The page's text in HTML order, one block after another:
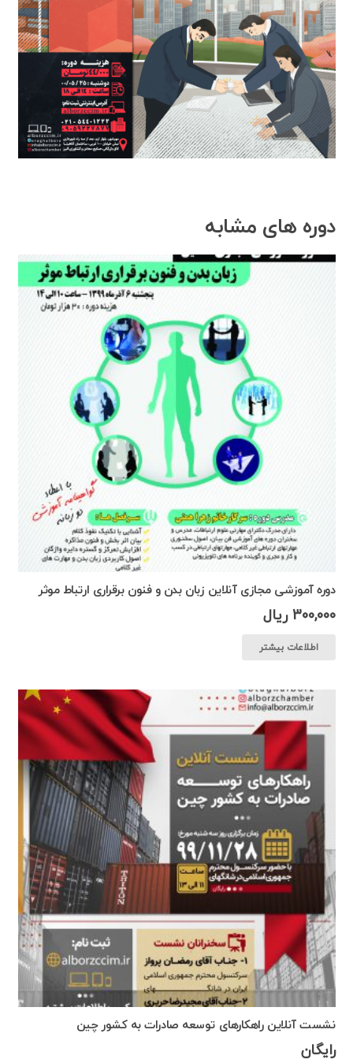
دوره های مشابه
دوره آموزشی مجازی آنلاین زبان بدن و فنون برقراری ارتباط موثر
300,000 ریال
اطلاعات بیشتر
نشست آنلاین راهکارهای توسعه صادرات به کشور چین
رایگان